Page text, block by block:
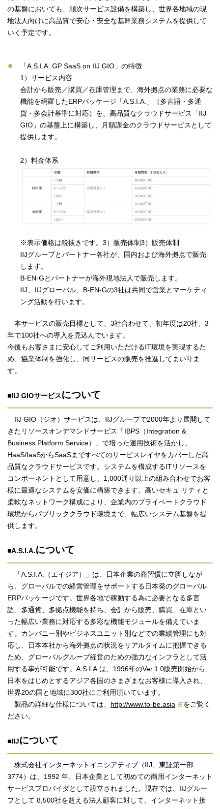
の基盤においても、順次サービス設備を構築し、世界各地域の現
地法人向けに高品質で安心・安全な基幹業務システムを提供して
いく予定です。
「A.S.I.A. GP SaaS on IIJ GIO」の特徴
1）サービス内容
会計から販売／購買／在庫管理まで、海外拠点の業務に必要な
機能を網羅したERPパッケージ「A.S.I.A.」（多言語・多通
貨・多会計基準に対応）を、高品質なクラウドサービス「IIJ
GIO」の基盤上に構築し、月額課金のクラウドサービスとして
提供します。
2）料金体系
※表示価格は税抜きです。3）販売体制3）販売体制
IIJグループとパートナー各社が、国内および海外拠点で販売
します。
B-EN-Gとパートナーが海外現地法人で販売します。
IIJ、IIJグローバル、B-EN-Gの3社は共同で営業とマーケティ
ング活動を行います。
本サービスの販売目標として、3社合わせて、初年度は20社、3
年で100社への導入を見込んでいます。
今後もお客さまに安心してご利用いただけるIT環境を実現するた
め、協業体制を強化し、同サービスの販売を推進してまいりま
す。
■IIJ GIOサービスについて
IIJ GIO（ジオ）サービスは、IIJグループで2000年より展開して
きたリソースオンデマンドサービス「IBPS（Integration &
Business Platform Service）」で培った運用技術を活かし、
HaaS/IaaSからSaaSまですべてのサービスレイヤをカバーした高
品質なクラウドサービスです。システムを構成するITリソースを
コンポーネントとして用意し、1,000通り以上の組み合わせでお客
様に最適なシステムを安価に構築できます。高いセキュ リティと
柔軟なネットワーク構成により、企業内のプライベートクラウド
環境からパブリッククラウド環境まで、幅広いシステム基盤を提
供します。
■A.S.I.A.について
「A.S.I.A.（エイジア）」は、日本企業の商習慣に立脚しなが
ら、グローバルでの経営管理をサポートする日本発のグローバル
ERPパッケージです。世界各地で稼動する為に必要となる多言
語、多通貨、多拠点機能を持ち、会計から販売、購買、在庫とい
った幅広い業務に対応する多彩な機能モジュールを備えていま
す。カンパニー別やビジネスユニット別などでの業績管理にも対
応し、日本本社から海外拠点の状況をリアルタイムに把握できる
ため、グローバルグループ経営のための強力なインフラとして活
用する事が可能です。A.S.I.A.は、1996年のVer.1.0販売開始から、
日本をはじめとするアジア各国のさまざまなお客様に導入され、
世界20の国と地域に300社にご利用頂いています。
製品の詳細な仕様については、 http://www.to-be.asia
をご覧く
ださい。
■IIJについて
株式会社インターネットイニシアティブ（IIJ、東証第一部
3774）は、1992 年、日本企業として初めての商用インターネット
サービスプロバイダとして設立されました。現在では、IIJグルー
プとして 8,500社を超える法人顧客に対して、インターネット接